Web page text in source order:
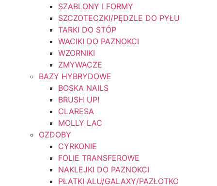
SZABLONY I FORMY
SZCZOTECZKI/PĘDZLE DO PYŁU
TARKI DO STÓP
WACIKI DO PAZNOKCI
WZORNIKI
ZMYWACZE
BAZY HYBRYDOWE
BOSKA NAILS
BRUSH UP!
CLARESA
MOLLY LAC
OZDOBY
CYRKONIE
FOLIE TRANSFEROWE
NAKLEJKI DO PAZNOKCI
PŁATKI ALU/GALAXY/PAZŁOTKO